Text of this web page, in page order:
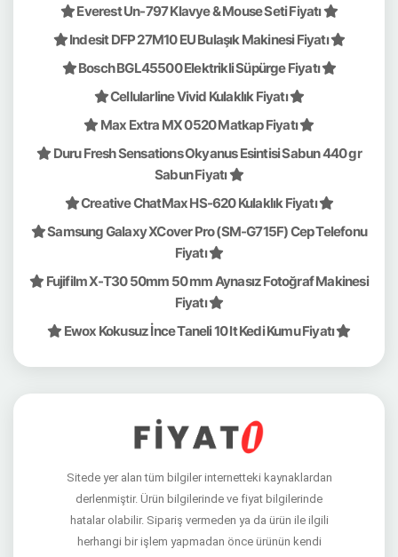
Everest Un-797 Klavye & Mouse Seti Fiyatı
Indesit DFP 27M10 EU Bulaşık Makinesi Fiyatı
Bosch BGL45500 Elektrikli Süpürge Fiyatı
Cellularline Vivid Kulaklık Fiyatı
Max Extra MX 0520 Matkap Fiyatı
Duru Fresh Sensations Okyanus Esintisi Sabun 440 gr
Sabun Fiyatı
Creative ChatMax HS-620 Kulaklık Fiyatı
Samsung Galaxy XCover Pro (SM-G715F) Cep Telefonu
Fiyatı
Fujifilm X-T30 50mm 50 mm Aynasız Fotoğraf Makinesi
Fiyatı
Ewox Kokusuz İnce Taneli 10 lt Kedi Kumu Fiyatı
Sitede yer alan tüm bilgiler internetteki kaynaklardan
derlenmiştir. Ürün bilgilerinde ve fiyat bilgilerinde
hatalar olabilir. Sipariş vermeden ya da ürün ile ilgili
herhangi bir işlem yapmadan önce ürünün kendi